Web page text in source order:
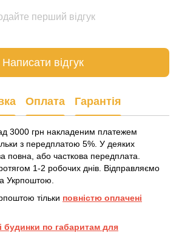
перший відгук
Написати відгук
Оплата Гарантія
3000 грн накладеним платежем
з передплатою 5%. У деяких
повна, або часткова передплата.
1-2 робочих днів. Відправляємо
Укрпоштою.
тільки повністю оплачені
будинки по габаритам для